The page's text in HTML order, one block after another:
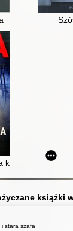
koronnego
książki
i stara szafa